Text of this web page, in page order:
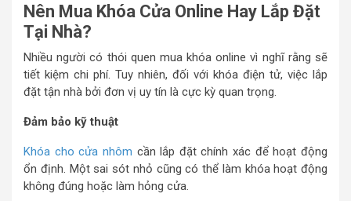
Nên Mua Khóa Cửa Online Hay Lắp Đặt
Tại Nhà?
Nhiều người có thói quen mua khóa online vì nghĩ rằng sẽ
tiết kiệm chi phí. Tuy nhiên, đối với khóa điện tử, việc lắp
đặt tận nhà bởi đơn vị uy tín là cực kỳ quan trọng.
Đảm bảo kỹ thuật
Khóa cho cửa nhôm cần lắp đặt chính xác để hoạt động
ổn định. Một sai sót nhỏ cũng có thể làm khóa hoạt động
không đúng hoặc làm hỏng cửa.